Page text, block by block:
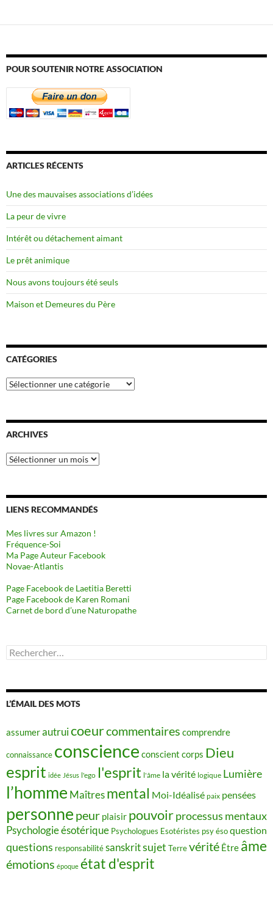
POUR SOUTENIR NOTRE ASSOCIATION
ARTICLES RÉCENTS
Une des mauvaises associations d’idées
La peur de vivre
Intérêt ou détachement aimant
Le prêt animique
Nous avons toujours été seuls
Maison et Demeures du Père
CATÉGORIES
Catégories
ARCHIVES
Archives
LIENS RECOMMANDÉS
Mes livres sur Amazon !
Fréquence-Soi
Ma Page Auteur Facebook
Novae-Atlantis
Page Facebook de Laetitia Beretti
Page Facebook de Karen Romani
Carnet de bord d’une Naturopathe
Rechercher :
L’ÉMAIL DES MOTS
assumerautruicoeurcommentaires comprendre
connaissance conscience conscient corps Dieu
esprit idée Jésus l'ego l'esprit l'âme la vérité logique Lumière
l’homme Maîtres mental Moi-Idéalisé paix pensées
personne peur plaisir pouvoirprocessus mentaux
Psychologie ésotérique Psychologues Esotéristes psy ésoquestion
questions responsabilitésanskritsujet Terrevérité Être âme
émotions époque état d'esprit